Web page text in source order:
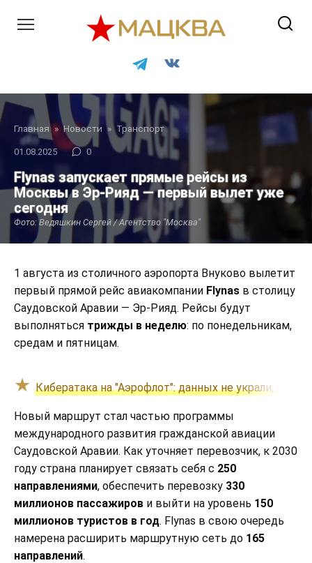
Главная » Новости » Транспорт
01.08.2025 0
Flynas запускает прямые рейсы из
Москвы в Эр-Рияд — первый вылет уже
сегодня
Фото: Ведяшкин Сергей / Агентство "Москва"
1 августа из столичного аэропорта Внуково вылетит
первый прямой рейс авиакомпании Flynas в столицу
Саудовской Аравии — Эр-Рияд. Рейсы будут
выполняться трижды в неделю: по понедельникам,
средам и пятницам.
Кибератака на "Аэрофлот": данных не украли,
Новый маршрут стал частью программы
международного развития гражданской авиации
Саудовской Аравии. Как уточняет перевозчик, к 2030
году страна планирует связать себя с 250
направлениями, обеспечить перевозку 330
миллионов пассажиров и выйти на уровень 150
миллионов туристов в год. Flynas в свою очередь
намерена расширить маршрутную сеть до 165
направлений.